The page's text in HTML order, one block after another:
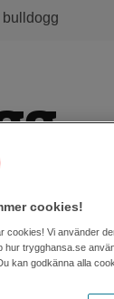
bulldogg
där rasen
till en
cookies!
cookies! Vi använder
hur trygghansa.se
kan godkänna alla